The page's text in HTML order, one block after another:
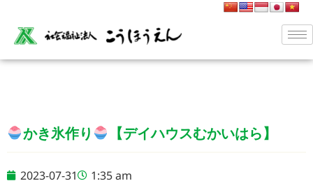
かき氷作り 【デイハウスむかいはら】
2023-07-31
1:35 am